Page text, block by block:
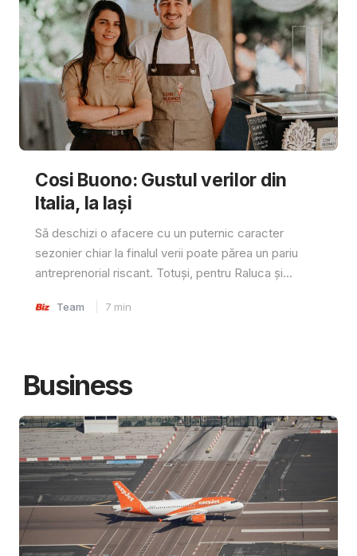
Cosi Buono: Gustul verilor din
Italia, la Iași
Să deschizi o afacere cu un puternic caracter
sezonier chiar la finalul verii poate părea un pariu
antreprenorial riscant. Totuși, pentru Raluca și...
Team 7 min
Business